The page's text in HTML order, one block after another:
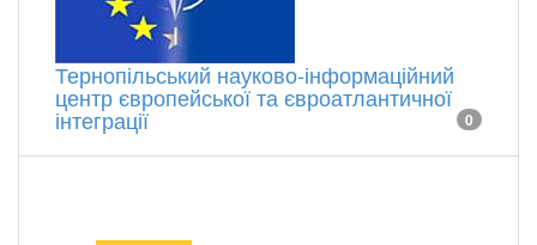
Тернопільський науково-інформаційний
центр європейської та євроатлантичної
інтеграції 0